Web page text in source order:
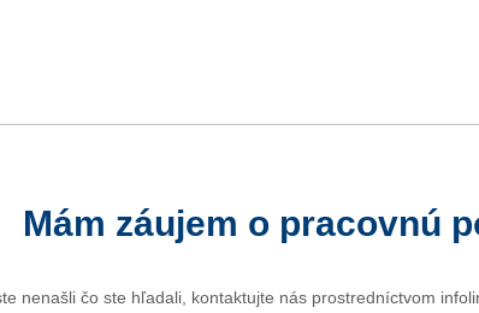
Mám záujem o pracovnú
nenašli čo ste hľadali, kontaktujte nás prostredníctvom